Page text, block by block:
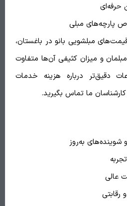
پارچه‌های مبلی
مبلشویی بانو در باغستان،
مبلمان و میزان کثیفی آن‌ها متفاوت
دقیق‌تر درباره هزینه خدمات
کارشناسان ما تماس بگیرید.
شوینده‌های به‌روز
عالی